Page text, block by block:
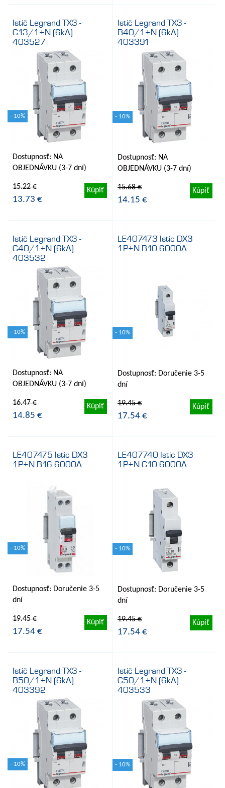
Istič Legrand TX3 -
C13/1+N (6kA)
403527
- 10%
Dostupnosť: NA
OBJEDNÁVKU (3-7 dní)
15.22 €
13.73 €
Kúpiť
Istič Legrand TX3 -
B40/1+N (6kA)
403391
- 10%
Dostupnosť: NA
OBJEDNÁVKU (3-7 dní)
15.68 €
14.15 €
Kúpiť
Istič Legrand TX3 -
C40/1+N (6kA)
403532
- 10%
Dostupnosť: NA
OBJEDNÁVKU (3-7 dní)
16.47 €
14.85 €
Kúpiť
LE407473 Istic DX3
1P+N B10 6000A
- 10%
Dostupnosť: Doručenie 3-5
dní
19.45 €
17.54 €
Kúpiť
LE407475 Istic DX3
1P+N B16 6000A
- 10%
Dostupnosť: Doručenie 3-5
dní
19.45 €
17.54 €
Kúpiť
LE407740 Istic DX3
1P+N C10 6000A
- 10%
Dostupnosť: Doručenie 3-5
dní
19.45 €
17.54 €
Kúpiť
Istič Legrand TX3 -
B50/1+N (6kA)
403392
- 10%
Istič Legrand TX3 -
C50/1+N (6kA)
403533
- 10%